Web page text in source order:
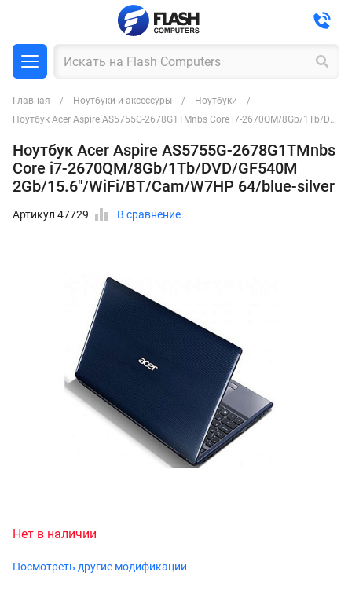
Главная Ноутбуки и аксессуры
Ноутбуки
Ноутбук Acer Aspire AS5755G-2678G1TMnbs Core i7-2670QM/8Gb/1Tb/DVD/GF540M 2Gb/15.6"/WiFi/BT/Cam/W7HP 64/blue-silver
Ноутбук Acer Aspire AS5755G-2678G1TMnbs
Core i7-2670QM/8Gb/1Tb/DVD/GF540M
2Gb/15.6"/WiFi/BT/Cam/W7HP 64/blue-silver
Артикул 47729 В сравнение
Нет в наличии
Посмотреть другие модификации